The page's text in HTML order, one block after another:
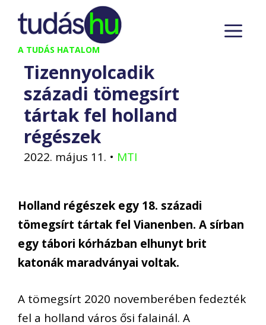
Kilépés
tartalomba
A TUDÁS HATALOM
Tizennyolcadik
századi tömegsírt
tártak fel holland
régészek
2022. május 11. • MTI
Holland régészek egy 18. századi
tömegsírt tártak fel Vianenben. A sírban
egy tábori kórházban elhunyt brit
katonák maradványai voltak.
A tömegsírt 2020 novemberében fedezték
fel a holland város ősi falainál. A